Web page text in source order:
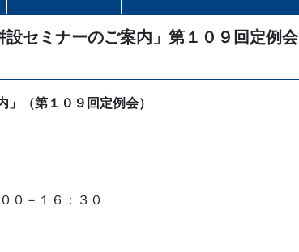
セミナーのご案内」第１０９回定例会
」 （第１０９回定例会）
０－１６：３０